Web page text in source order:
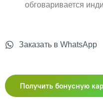
обговаривается
Заказать в WhatsApp
Получить бонусную